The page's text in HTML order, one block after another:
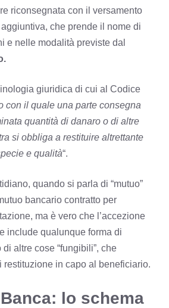
riconsegnata con il versamento
che prende il nome di
e nelle modalità previste dal
giuridica di cui al Codice
con il quale una parte consegna
quantità di danaro o di altre
si obbliga a restituire altrettante
e qualità“.
quando si parla di “mutuo”
bancario contratto per
ma è vero che l’accezione
include qualunque forma di
altre cose “fungibili”, che
restituzione in capo al beneficiario.
lo schema